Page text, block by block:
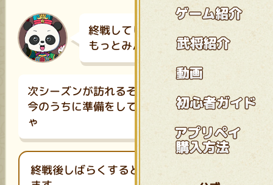
終戦してしまったのだ
もっとみんなと遊びたいのだ
次シーズンが訪れるぞ
今のうちに準備をしておくのじ
ゃ
終戦後しばらくすると次シーズンが始まり